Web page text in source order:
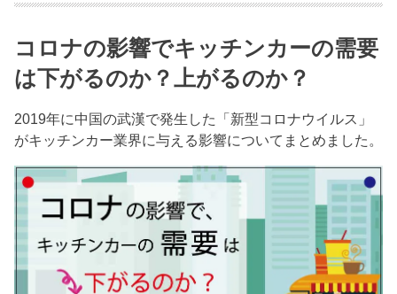
コロナの影響でキッチンカーの需要
は下がるのか？上がるのか？
2019年に中国の武漢で発生した「新型コロナウイルス」
がキッチンカー業界に与える影響についてまとめました。